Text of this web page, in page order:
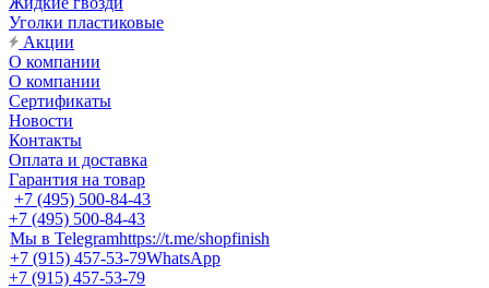
Уголки пластиковые
Акции
О компании
О компании
Сертификаты
Новости
Контакты
Оплата и доставка
Гарантия на товар
+7 (495) 500-84-43
+7 (495) 500-84-43
Мы в Telegramhttps://t.me/shopfinish
+7 (915) 457-53-79WhatsApp
+7 (915) 457-53-79